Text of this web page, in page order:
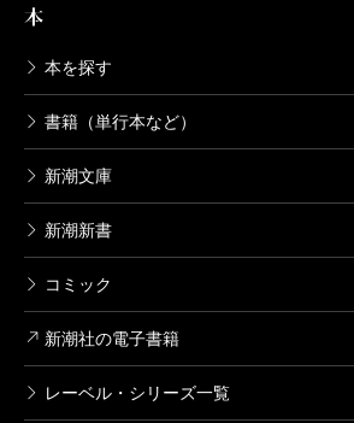
本
本を探す
書籍（単行本など）
新潮文庫
新潮新書
コミック
新潮社の電子書籍
レーベル・シリーズ一覧